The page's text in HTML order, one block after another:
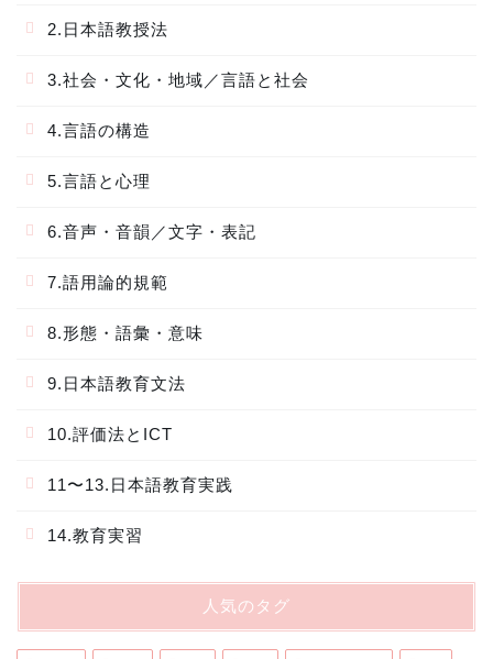
2.日本語教授法
3.社会・文化・地域／言語と社会
4.言語の構造
5.言語と心理
6.音声・音韻／文字・表記
7.語用論的規範
8.形態・語彙・意味
9.日本語教育文法
10.評価法とICT
11〜13.日本語教育実践
14.教育実習
人気のタグ